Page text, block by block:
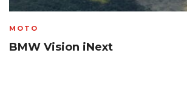
MOTO
BMW Vision iNext